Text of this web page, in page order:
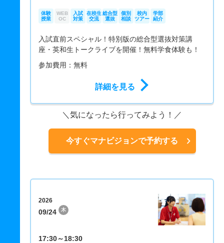
体験
授業
WEB
OC
入試
対策
在校生
交流
総合型
選抜
個別
相談
校内
ツアー
学部
紹介
入試直前スペシャル！特別版の総合型選抜対策講
座・英和生トークライブを開催！無料学食体験も！
参加費用：無料
詳細を見る
気になったら行ってみよう！
今すぐマナビジョンで予約する
2026
09/24 木
17:30～18:30